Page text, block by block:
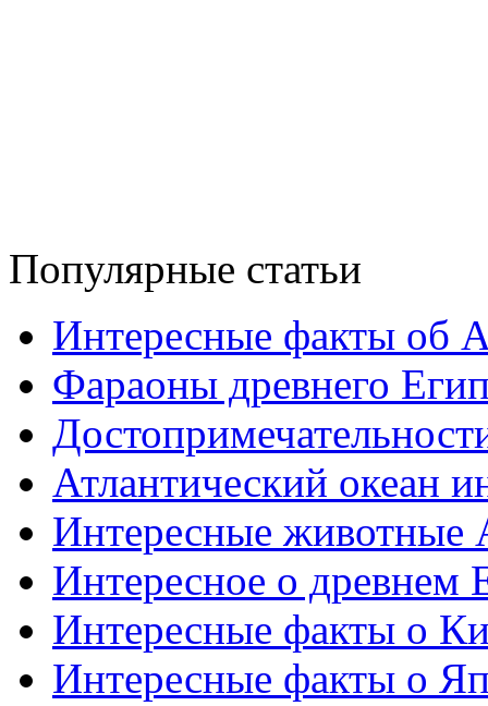
Популярные статьи
Интересные факты об
Фараоны древнего
Атлантический океан
Интересные животные
Интересное о древнем
Интересные факты о
Интересные факты о